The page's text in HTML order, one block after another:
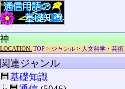
神
LOCATION: TOP > ジャンル > 人文科学・芸術
関連ジャンル
基礎知識